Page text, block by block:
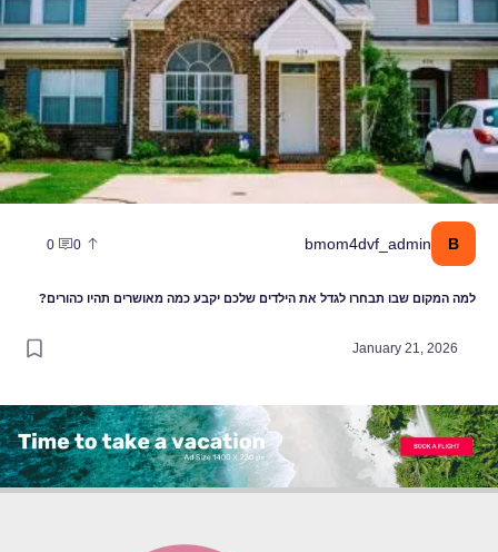
B
bmom4dvf_admin
0
0
למה המקום שבו תבחרו לגדל את הילדים שלכם יקבע כמה מאושרים תהיו כהורים?
January 21, 2026